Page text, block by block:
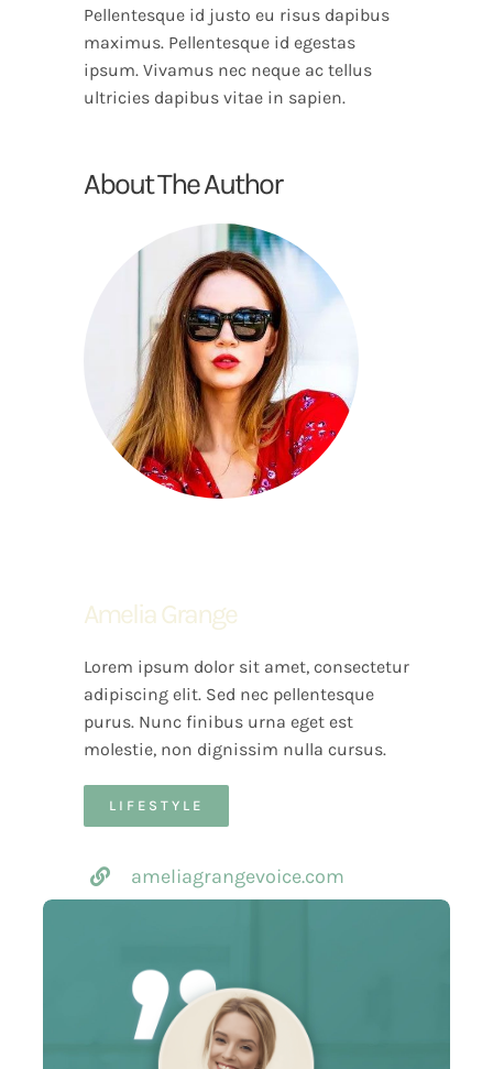
Pellentesque id justo eu risus dapibus
maximus. Pellentesque id egestas
ipsum. Vivamus nec neque ac tellus
ultricies dapibus vitae in sapien.
About The Author
Amelia Grange
Lorem ipsum dolor sit amet, consectetur
adipiscing elit. Sed nec pellentesque
purus. Nunc finibus urna eget est
molestie, non dignissim nulla cursus.
LIFESTYLE
ameliagrangevoice.com